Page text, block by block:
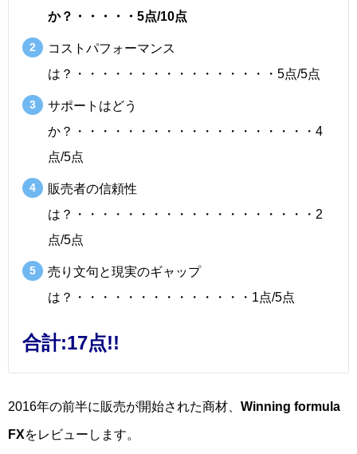
か？・・・・・5点/10点
コストパフォーマンス
は？・・・・・・・・・・・・・・・・5点/5点
サポートはどう
か？・・・・・・・・・・・・・・・・・・・4
点/5点
販売者の信頼性
は？・・・・・・・・・・・・・・・・・・・2
点/5点
売り文句と現実のギャップ
は？・・・・・・・・・・・・・・1点/5点
合計:17点!!
2016年の前半に販売が開始された商材、 Winning formula
FXをレビューします。